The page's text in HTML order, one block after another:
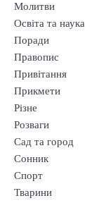
Молитви
Освіта та наука
Поради
Правопис
Привітання
Прикмети
Різне
Розваги
Сад та город
Сонник
Спорт
Тварини
2
3